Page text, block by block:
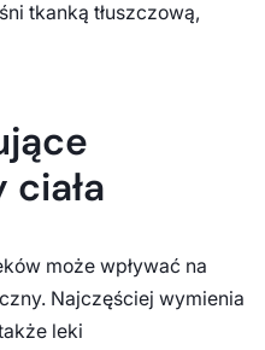
tkanką tłuszczową,
może wpływać na
Najczęściej wymienia
leki